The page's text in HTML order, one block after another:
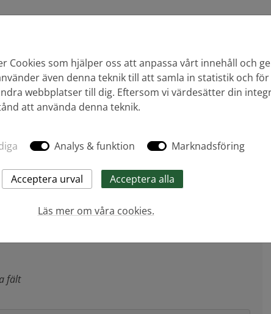
med mera. Vi är även återförsäljare av in-lite
samt markvibrator. Vi har Sveriges största
– här finns allt du behöver!
fält
Cookies som hjälper oss att anpassa vårt innehåll och
även denna teknik till att samla in statistik och
webbplatser till dig. Eftersom vi värdesätter din
att använda denna teknik.
Analys & funktion Marknadsföring
Läs mer om våra cookies.